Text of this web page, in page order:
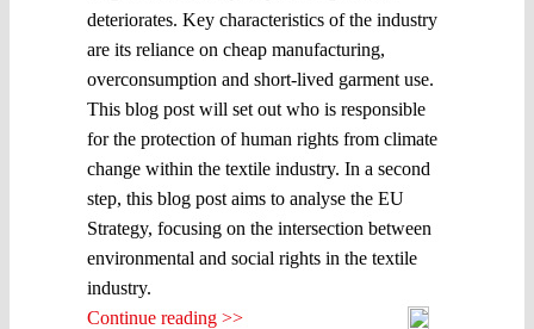
deteriorates. Key characteristics of the industry
are its reliance on cheap manufacturing,
overconsumption and short-lived garment use.
This blog post will set out who is responsible
for the protection of human rights from climate
change within the textile industry. In a second
step, this blog post aims to analyse the EU
Strategy, focusing on the intersection between
environmental and social rights in the textile
industry.
Continue reading >>